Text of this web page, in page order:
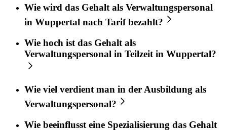
Wie wird das Gehalt als Verwaltungspersonal
in Wuppertal nach Tarif bezahlt?
Wie hoch ist das Gehalt als
Verwaltungspersonal in Teilzeit in Wuppertal?
Wie viel verdient man in der Ausbildung als
Verwaltungspersonal?
Wie beeinflusst eine Spezialisierung das Gehalt